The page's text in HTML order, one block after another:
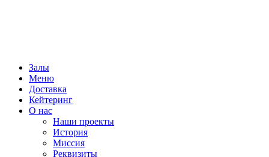
Залы
Меню
Доставка
Кейтеринг
О нас
Наши проекты
История
Миссия
Реквизиты